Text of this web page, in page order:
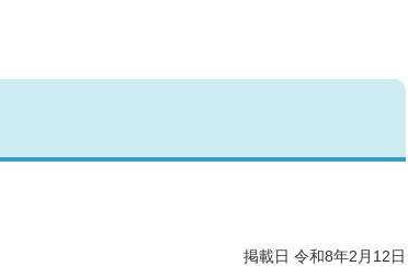
掲載日 令和8年2月12日